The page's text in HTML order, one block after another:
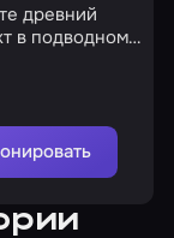
древний
в подводном